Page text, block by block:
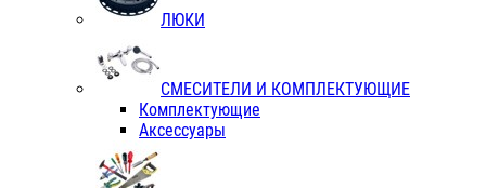
ЛЮКИ
СМЕСИТЕЛИ И КОМПЛЕКТУЮЩИЕ
Комплектующие
Аксессуары